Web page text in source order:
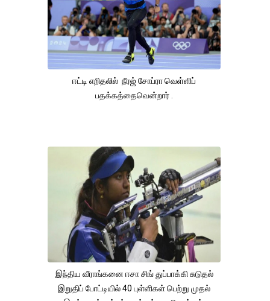
ஈட்டி எறிதலில் நீரஜ் சோப்ரா வெள்ளிப்
பதக்கத்தைவென்றார் .
இந்திய வீராங்கனை ஈசா சிங் துப்பாக்கி சுடுதல்
இறுதிப் போட்டியில் 40 புள்ளிகள் பெற்று முதல்